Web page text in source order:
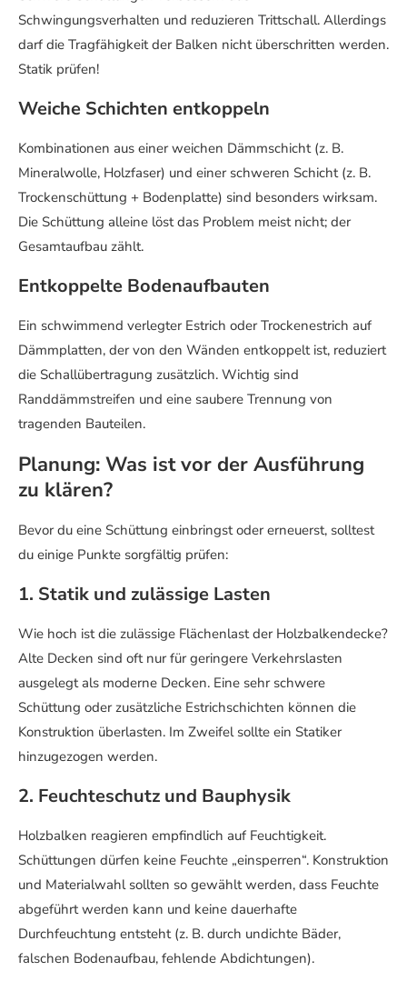
Schwingungsverhalten und reduzieren Trittschall. Allerdings
darf die Tragfähigkeit der Balken nicht überschritten werden.
Statik prüfen!
Weiche Schichten entkoppeln
Kombinationen aus einer weichen Dämmschicht (z. B.
Mineralwolle, Holzfaser) und einer schweren Schicht (z. B.
Trockenschüttung + Bodenplatte) sind besonders wirksam.
Die Schüttung alleine löst das Problem meist nicht; der
Gesamtaufbau zählt.
Entkoppelte Bodenaufbauten
Ein schwimmend verlegter Estrich oder Trockenestrich auf
Dämmplatten, der von den Wänden entkoppelt ist, reduziert
die Schallübertragung zusätzlich. Wichtig sind
Randdämmstreifen und eine saubere Trennung von
tragenden Bauteilen.
Planung: Was ist vor der Ausführung
zu klären?
Bevor du eine Schüttung einbringst oder erneuerst, solltest
du einige Punkte sorgfältig prüfen:
1. Statik und zulässige Lasten
Wie hoch ist die zulässige Flächenlast der Holzbalkendecke?
Alte Decken sind oft nur für geringere Verkehrslasten
ausgelegt als moderne Decken. Eine sehr schwere
Schüttung oder zusätzliche Estrichschichten können die
Konstruktion überlasten. Im Zweifel sollte ein Statiker
hinzugezogen werden.
2. Feuchteschutz und Bauphysik
Holzbalken reagieren empfindlich auf Feuchtigkeit.
Schüttungen dürfen keine Feuchte „einsperren“. Konstruktion
und Materialwahl sollten so gewählt werden, dass Feuchte
abgeführt werden kann und keine dauerhafte
Durchfeuchtung entsteht (z. B. durch undichte Bäder,
falschen Bodenaufbau, fehlende Abdichtungen).